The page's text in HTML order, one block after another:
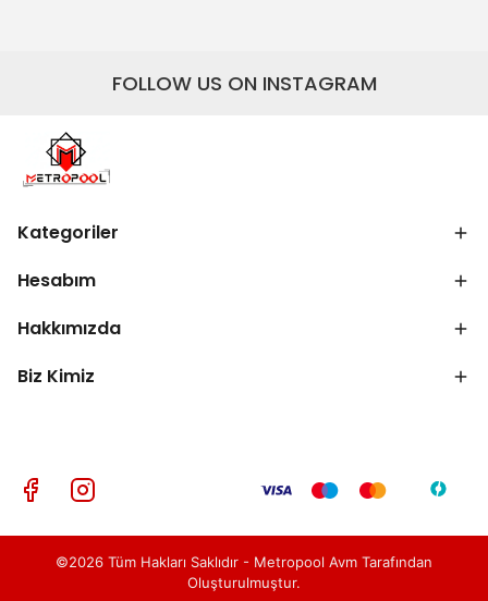
FOLLOW US ON INSTAGRAM
Kategoriler
Hesabım
Hakkımızda
Biz Kimiz
©2026 Tüm Hakları Saklıdır - Metropool Avm Tarafından
Oluşturulmuştur.